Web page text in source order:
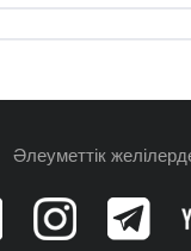
Әлеуметтік